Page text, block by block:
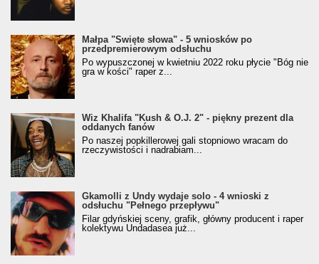
Małpa "Święte słowa" - 5 wniosków po
przedpremierowym odsłuchu
Po wypuszczonej w kwietniu 2022 roku płycie "Bóg nie
gra w kości" raper z...
Wiz Khalifa "Kush & O.J. 2" - piękny prezent dla
oddanych fanów
Po naszej popkillerowej gali stopniowo wracam do
rzeczywistości i nadrabiam...
Gkamolli z Undy wydaje solo - 4 wnioski z
odsłuchu "Pełnego przepływu"
Filar gdyńskiej sceny, grafik, główny producent i raper
kolektywu Undadasea już...